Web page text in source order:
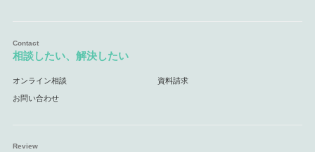
相談したい、解決したい
オンライン相談 資料請求
お問い合わせ